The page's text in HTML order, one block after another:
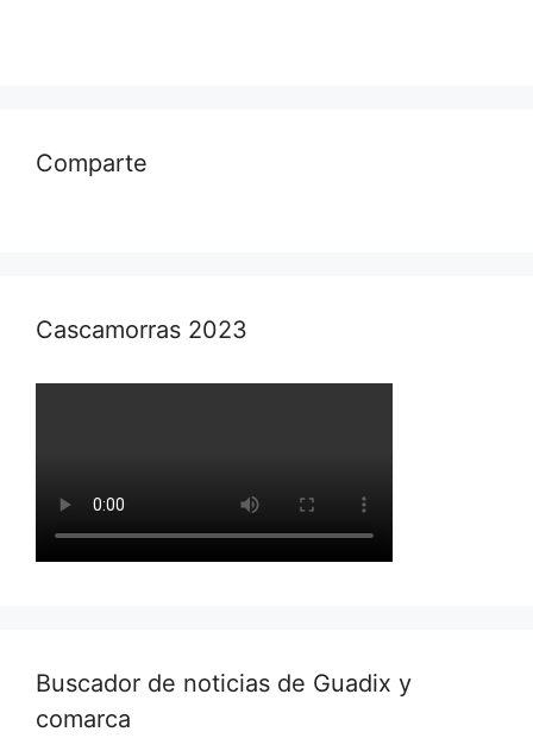
Comparte
Cascamorras 2023
Buscador de noticias de Guadix y
comarca